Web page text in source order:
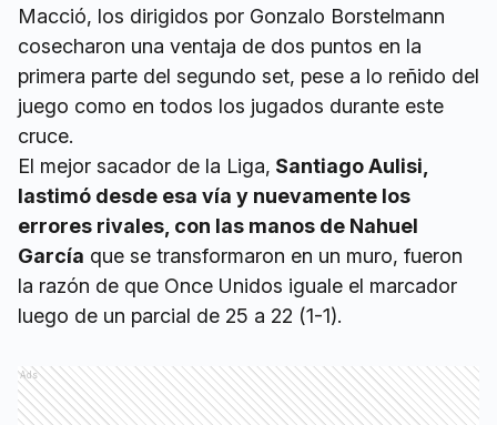
Macció, los dirigidos por Gonzalo Borstelmann
cosecharon una ventaja de dos puntos en la
primera parte del segundo set, pese a lo reñido del
juego como en todos los jugados durante este
cruce.
El mejor sacador de la Liga, Santiago Aulisi,
lastimó desde esa vía y nuevamente los
errores rivales, con las manos de Nahuel
García que se transformaron en un muro, fueron
la razón de que Once Unidos iguale el marcador
luego de un parcial de 25 a 22 (1-1).
Ads